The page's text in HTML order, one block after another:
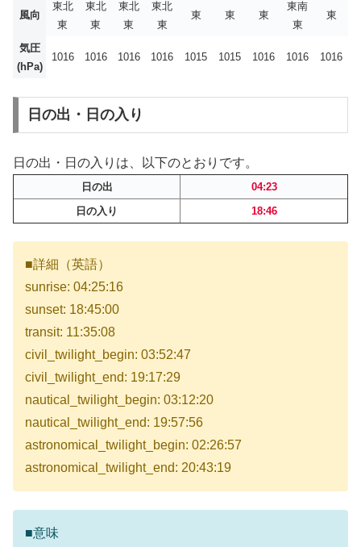
風向
東北
東
東北
東
東北
東
東北
東
東 東 東
東南
東
東
気圧
(hPa)
1016 1016 1016 1016 1015 1015 1016 1016 1016
日の出・日の入り
日の出・日の入りは、以下のとおりです。
日の出
04:23
日の入り
18:46
■詳細（英語）
sunrise: 04:25:16
sunset: 18:45:00
transit: 11:35:08
civil_twilight_begin: 03:52:47
civil_twilight_end: 19:17:29
nautical_twilight_begin: 03:12:20
nautical_twilight_end: 19:57:56
astronomical_twilight_begin: 02:26:57
astronomical_twilight_end: 20:43:19
■意味